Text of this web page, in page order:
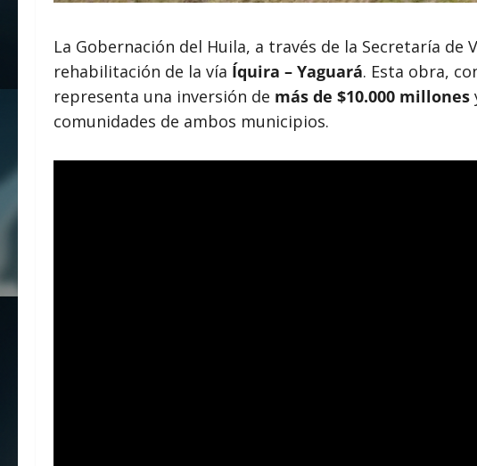
La Gobernación del Huila, a través de la Secretaría
rehabilitación de la vía Íquira – Yaguará. Esta obra,
representa una inversión de más de $10.000 millones
comunidades de ambos municipios.